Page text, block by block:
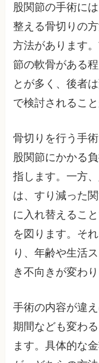
股関節の手術に
整える骨切りの
方法があります
節の軟骨がある
とが多く、後者
で検討されること
骨切りを行う手
股関節にかかる
指します。一方
は、すり減った
に入れ替えるこ
を図ります。そ
り、年齢や生活
き不向きが変わり
手術の内容が違
期間なども変わ
ます。具体的な